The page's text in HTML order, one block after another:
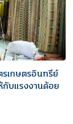
เกษตรอินทรีย์
กับแรงงานด้อย